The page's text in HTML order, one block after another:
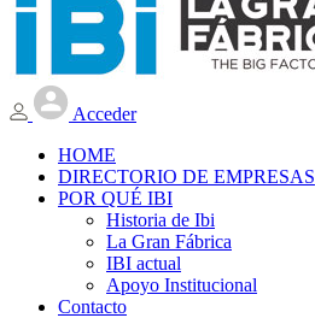
Acceder
HOME
DIRECTORIO DE EMPRESAS
POR QUÉ IBI
Historia de Ibi
La Gran Fábrica
IBI actual
Apoyo Institucional
Contacto